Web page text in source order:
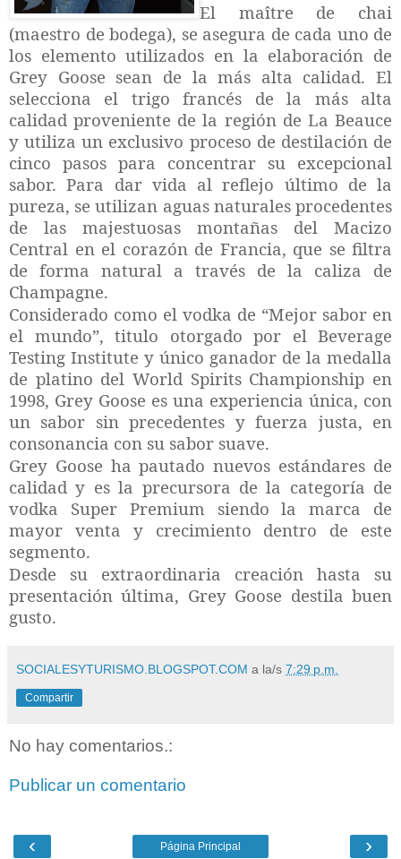
El maître de chai
(maestro de bodega), se asegura de cada uno de
los elemento utilizados en la elaboración de
Grey Goose sean de la más alta calidad. El
selecciona el trigo francés de la más alta
calidad proveniente de la región de La Beauce
y utiliza un exclusivo proceso de destilación de
cinco pasos para concentrar su excepcional
sabor. Para dar vida al reflejo último de la
pureza, se utilizan aguas naturales procedentes
de las majestuosas montañas del Macizo
Central en el corazón de Francia, que se filtra
de forma natural a través de la caliza de
Champagne.
Considerado como el vodka de “Mejor sabor en
el mundo”, titulo otorgado por el Beverage
Testing Institute y único ganador de la medalla
de platino del World Spirits Championship en
1998, Grey Goose es una experiencia única, con
un sabor sin precedentes y fuerza justa, en
consonancia con su sabor suave.
Grey Goose ha pautado nuevos estándares de
calidad y es la precursora de la categoría de
vodka Super Premium siendo la marca de
mayor venta y crecimiento dentro de este
segmento.
Desde su extraordinaria creación hasta su
presentación última, Grey Goose destila buen
gusto.
SOCIALESYTURISMO.BLOGSPOT.COM a la/s 7:29 p.m.
Compartir
No hay comentarios.:
Publicar un comentario
‹ ›
Página Principal